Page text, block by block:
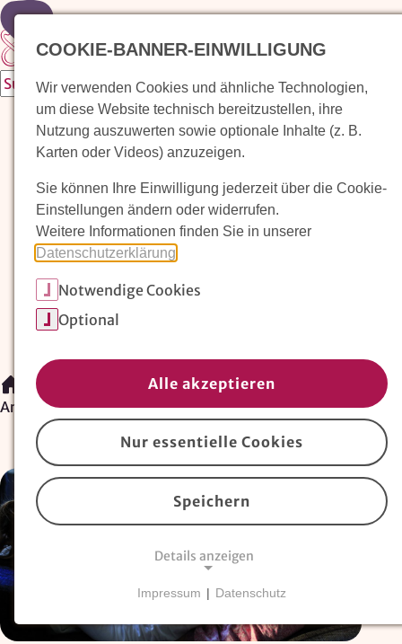
Zur Startseite
Waldorfkindergarten finden
Pädagogischer Ansatz
Arbeit im Waldorfkindergarten
Unser Verein
Magazin: Erziehungskunst frühe Kindheit
Magazin: Erziehungskunst frühe Kindheit
Artikel
COOKIE-BANNER-EINWILLIGUNG
Wir verwenden Cookies und ähnliche Technologien,
um diese Website technisch bereitzustellen, ihre
Nutzung auszuwerten sowie optionale Inhalte (z. B.
Karten oder Videos) anzuzeigen.
Sie können Ihre Einwilligung jederzeit über die Cookie-
Einstellungen ändern oder widerrufen.
Weitere Informationen finden Sie in unserer
Datenschutzerklärung
Notwendige Cookies
Optional
Alle akzeptieren
Nur essentielle Cookies
Speichern
Details anzeigen
Essentielle Cookies
sind für den Betrieb der
Impressum | Datenschutz